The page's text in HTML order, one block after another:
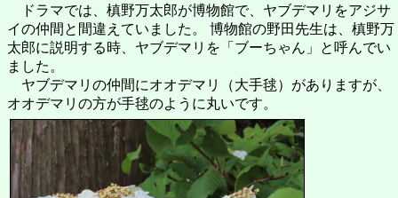
ドラマでは、槙野万太郎が博物館で、ヤブデマリをアジサ
イの仲間と間違えていました。 博物館の野田先生は、槙野万
太郎に説明する時、ヤブデマリを「ブーちゃん」と呼んでい
ました。
ヤブデマリの仲間にオオデマリ（大手毬）がありますが、
オオデマリの方が手毬のように丸いです。